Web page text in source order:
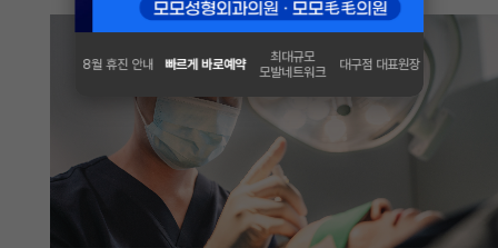
8월 휴진 안내 빠르게 바로예약
최대규모
모발네트워크
대구점 대표원장